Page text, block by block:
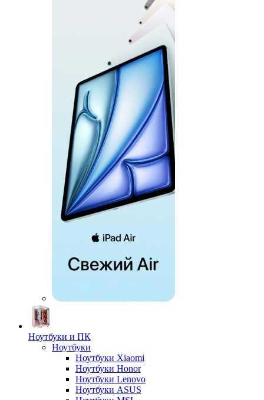
Ноутбуки и ПК
Ноутбуки
Ноутбуки Xiaomi
Ноутбуки Honor
Ноутбуки Lenovo
Ноутбуки ASUS